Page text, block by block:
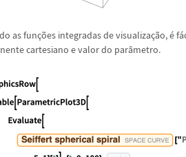
as funções integradas de visualização,éfá
cartesiano e valor do parâmetro.